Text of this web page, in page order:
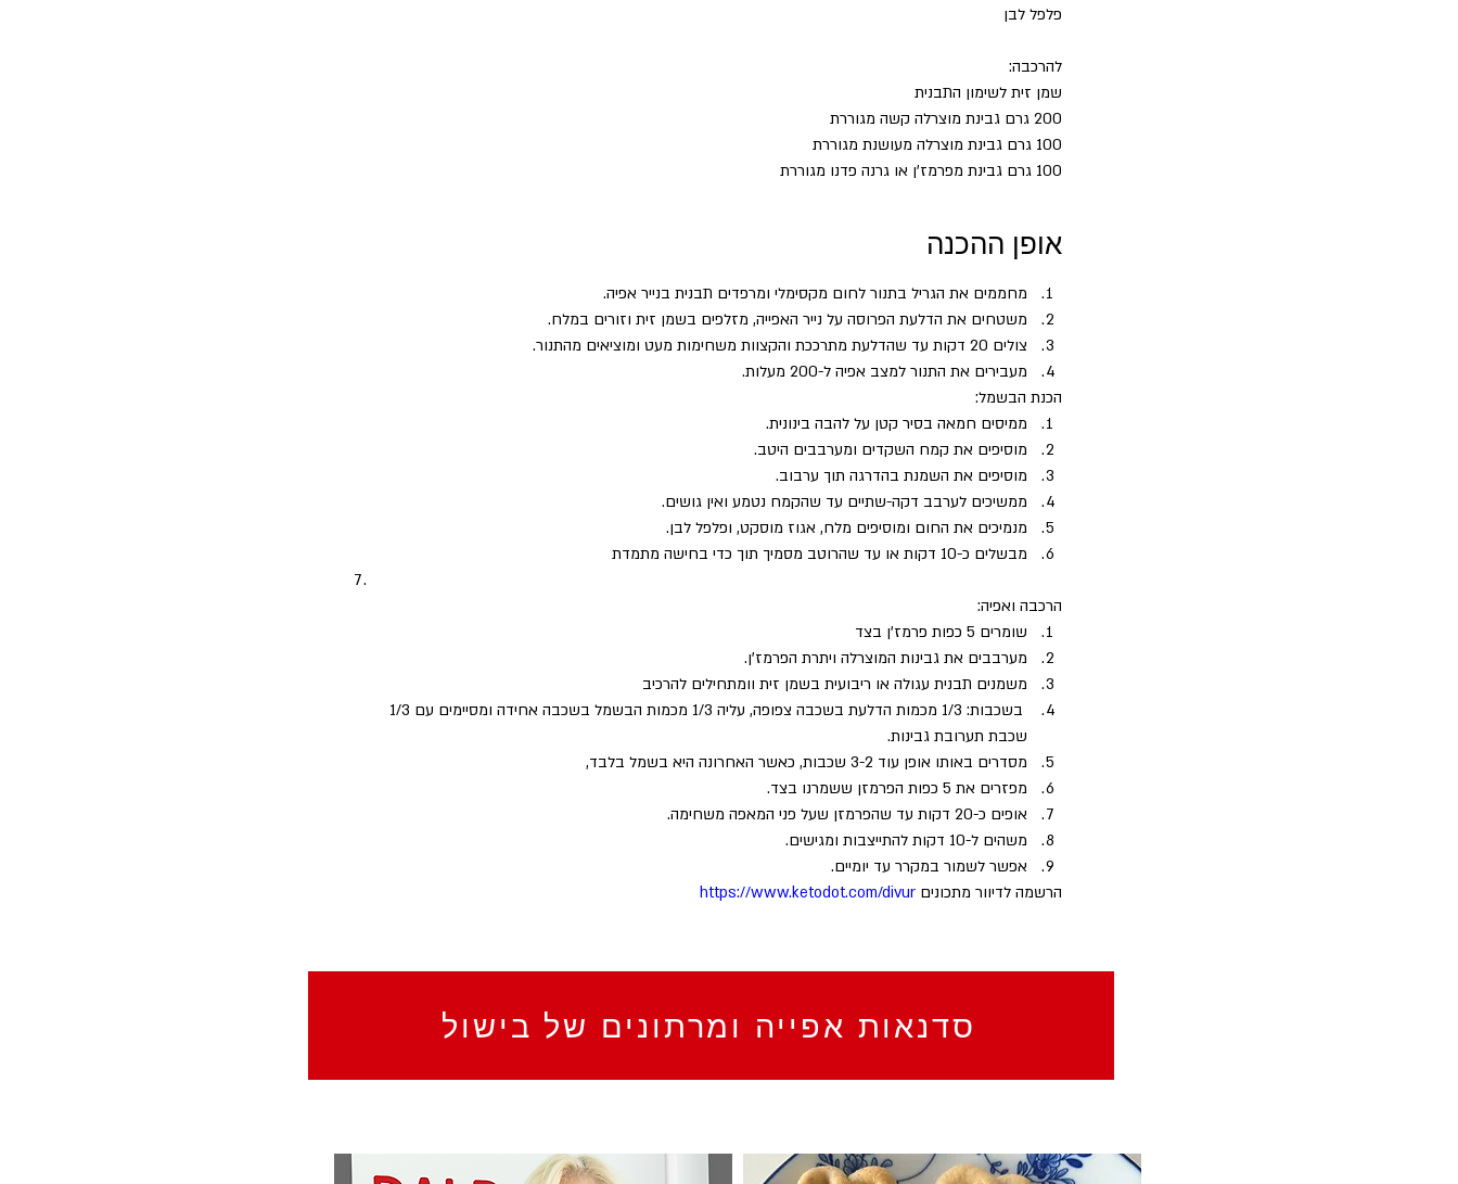
פלפל לבן
להרכבה:
שמן זית לשימון התבנית
200 גרם גבינת מוצרלה קשה מגוררת
100 גרם גבינת מוצרלה מעושנת מגוררת
100 גרם גבינת מפרמז'ן או גרנה פדנו מגוררת
אופן ההכנה
מחממים את הגריל בתנור לחום מקסימלי ומרפדים תבנית בנייר אפיה.
משטחים את הדלעת הפרוסה על נייר האפייה, מזלפים בשמן זית וזורים במלח.
צולים 20 דקות עד שהדלעת מתרככת והקצוות משחימות מעט ומוציאים מהתנור.
מעבירים את התנור למצב אפיה ל-200 מעלות.
הכנת הבשמל:
ממיסים חמאה בסיר קטן על להבה בינונית.
מוסיפים את קמח השקדים ומערבבים היטב.
מוסיפים את השמנת בהדרגה תוך ערבוב.
ממשיכים לערבב דקה-שתיים עד שהקמח נטמע ואין גושים.
מנמיכים את החום ומוסיפים מלח, אגוז מוסקט, ופלפל לבן.
מבשלים כ-10 דקות או עד שהרוטב מסמיך תוך כדי בחישה מתמדת
הרכבה ואפיה:
שומרים 5 כפות פרמז'ן בצד
מערבבים את גבינות המוצרלה ויתרת הפרמז'ן.
משמנים תבנית עגולה או ריבועית בשמן זית וומתחילים להרכיב
שכבת תערובת גבינות.
מסדרים באותו אופן עוד 3-2 שכבות, כאשר האחרונה היא בשמל בלבד,
מפזרים את 5 כפות הפרמזן ששמרנו בצד.
אופים כ-20 דקות עד שהפרמזן שעל פני המאפה משחימה.
משהים ל-10 דקות להתייצבות ומגישים.
אפשר לשמור במקרר עד יומיים.
הרשמה לדיוור מתכונים https://www.ketodot.com/divur
סדנאות אפייה ומרתונים של בישול